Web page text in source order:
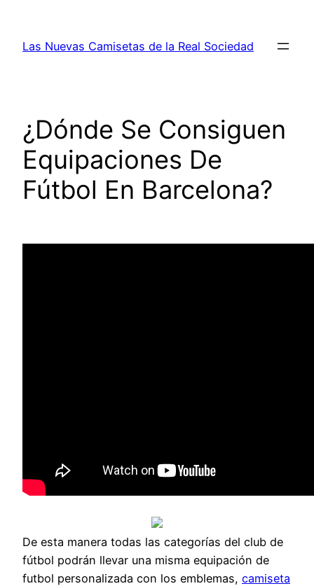
contenido
Las Nuevas Camisetas de la Real Sociedad
¿Dónde Se Consiguen
Equipaciones De
Fútbol En Barcelona?
De esta manera todas las categorías del club de
fútbol podrán llevar una misma equipación de
futbol personalizada con los emblemas, camiseta